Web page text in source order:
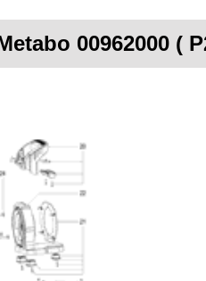
00962000 (